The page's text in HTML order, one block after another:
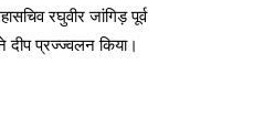
रघुवीर जांगिड़ पूर्व
दीप प्रज्ज्वलन किया।